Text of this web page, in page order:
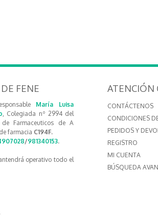
FENE
María Luisa
, Colegiada nº 2994 del
Farmaceuticos de A
farmacia C194F.
/981340153.
operativo todo el
ATENCIÓN
CONTÁCTENOS
CONDICIONES
PEDIDOS Y
REGISTRO
MI CUENTA
BÚSQUEDA